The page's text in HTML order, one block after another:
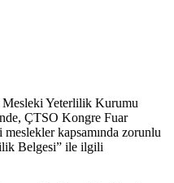
Mesleki Yeterlilik Kurumu
ÇTSO Kongre Fuar
kapsamında zorunlu
Belgesi” ile ilgili